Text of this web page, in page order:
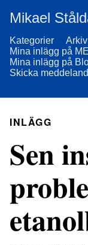
Mikael
Kategorier Arkiv
Mina inlägg på
Mina inlägg på
Skicka
INLÄGG
Sen